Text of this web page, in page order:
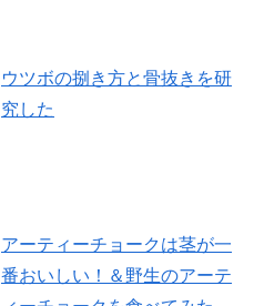
ウツボの捌き方と骨抜きを研
究した
アーティーチョークは茎が一
番おいしい！＆野生のアーテ